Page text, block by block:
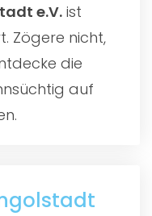
e.V. ist
Zögere nicht,
die
auf